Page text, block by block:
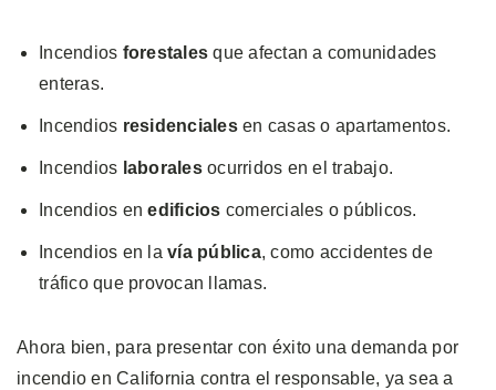
Incendios forestalesque afectan a comunidades
enteras.
Incendios residenciales en casas o apartamentos.
Incendios laborales ocurridos en el trabajo.
Incendios enedificios comerciales o públicos.
Incendios en la vía pública, como accidentes de
tráfico que provocan llamas.
Ahora bien, para presentar con éxito una demanda por
incendio en California contra el responsable, ya sea a